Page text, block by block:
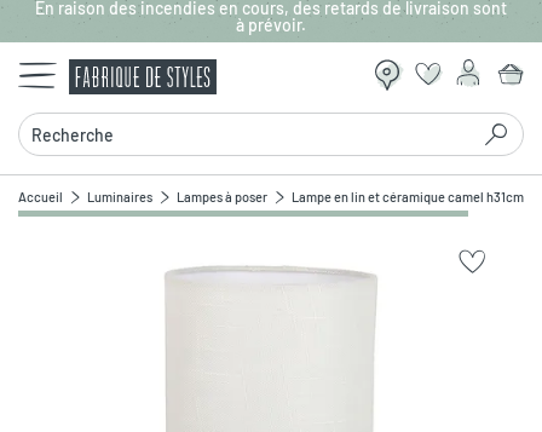
Aller au contenu principal
En raison des incendies en cours, des retards de livraison sont
à prévoir.
Recherche
Accueil Luminaires Lampes à poser Lampe en lin et céramique camel h31cm